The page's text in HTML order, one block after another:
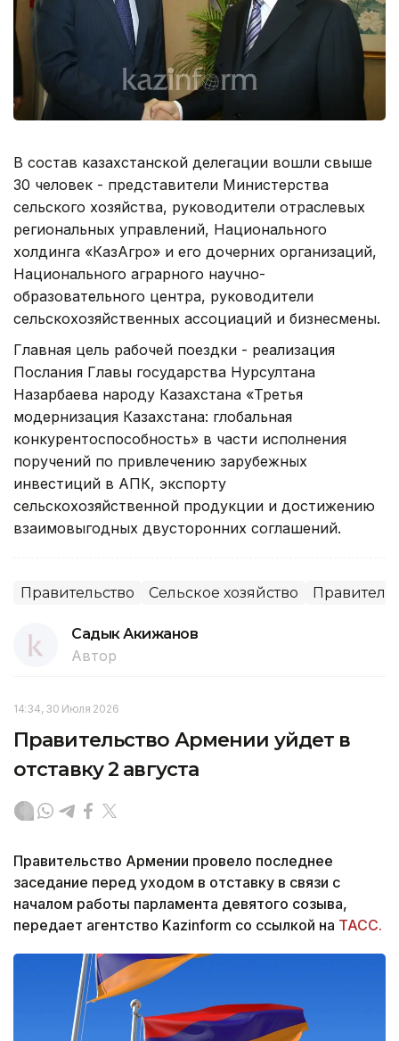
В состав казахстанской делегации вошли свыше
30 человек - представители Министерства
сельского хозяйства, руководители отраслевых
региональных управлений, Национального
холдинга «КазАгро» и его дочерних организаций,
Национального аграрного научно-
образовательного центра, руководители
сельскохозяйственных ассоциаций и бизнесмены.
Главная цель рабочей поездки - реализация
Послания Главы государства Нурсултана
Назарбаева народу Казахстана «Третья
модернизация Казахстана: глобальная
конкурентоспособность» в части исполнения
поручений по привлечению зарубежных
инвестиций в АПК, экспорту
сельскохозяйственной продукции и достижению
взаимовыгодных двусторонних соглашений.
Правительство Сельское хозяйство
Садык Акижанов
Автор
14:34, 30 Июля 2026
Правительство Армении уйдет в
отставку 2 августа
Правительство Армении провело последнее
заседание перед уходом в отставку в связи с
началом работы парламента девятого созыва,
передает агентство Kazinform со ссылкой на ТАСС.